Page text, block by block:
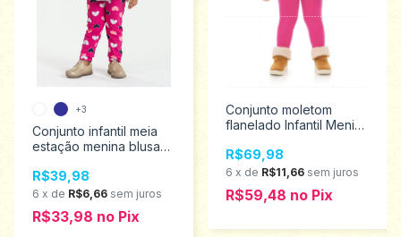
Conjunto infantil meia
estação menina blusa
estampada Analê
tamanho 1 ao 8 510
R$39,98
6 x de R$6,66 sem juros
R$33,98 no Pix
+3
Conjunto moletom
flanelado Infantil Menina
ao 3 53655
R$69,98
6 x de R$11,66 sem juros
R$59,48 no Pix